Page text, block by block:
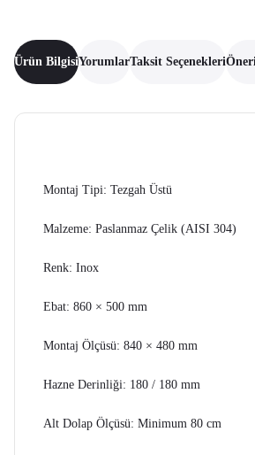
Ürün BilgisiYorumlarTaksit Seçenekleri
Montaj Tipi: Tezgah Üstü
Malzeme: Paslanmaz Çelik (AISI 304)
Renk: Inox
Ebat: 860 × 500 mm
Montaj Ölçüsü: 840 × 480 mm
Hazne Derinliği: 180 / 180 mm
Alt Dolap Ölçüsü: Minimum 80 cm